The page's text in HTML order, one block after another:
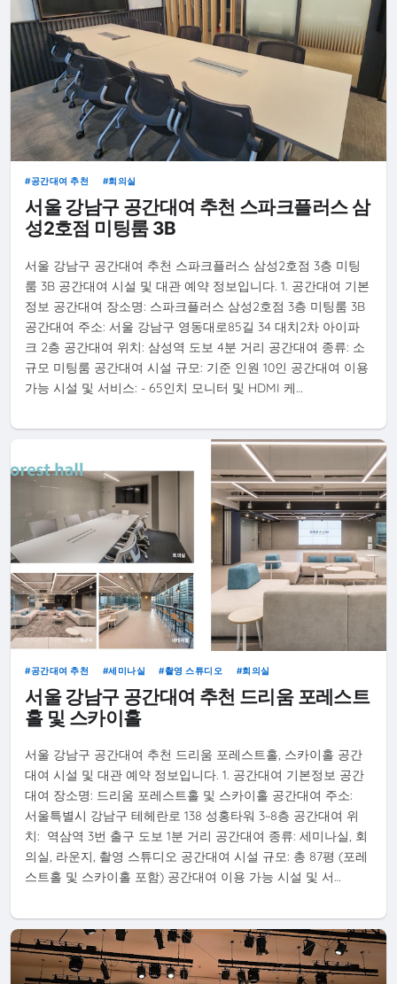
공간대여 추천 회의실
서울 강남구 공간대여 추천 스파크플러스 삼
성2호점 미팅룸 3B
서울 강남구 공간대여 추천 스파크플러스 삼성2호점 3층 미팅
룸 3B 공간대여 시설 및 대관 예약 정보입니다. 1. 공간대여 기본
정보 공간대여 장소명: 스파크플러스 삼성2호점 3층 미팅룸 3B
공간대여 주소: 서울 강남구 영동대로85길 34 대치2차 아이파
크 2층 공간대여 위치: 삼성역 도보 4분 거리 공간대여 종류: 소
규모 미팅룸 공간대여 시설 규모: 기준 인원 10인 공간대여 이용
가능 시설 및 서비스: - 65인치 모니터 및 HDMI 케…
공간대여 추천 세미나실 촬영 스튜디오 회의실
서울 강남구 공간대여 추천 드리움 포레스트
홀 및 스카이홀
서울 강남구 공간대여 추천 드리움 포레스트홀, 스카이홀 공간
대여 시설 및 대관 예약 정보입니다. 1. 공간대여 기본정보 공간
대여 장소명: 드리움 포레스트홀 및 스카이홀 공간대여 주소:
서울특별시 강남구 테헤란로 138 성홍타워 3~8층 공간대여 위
치: 역삼역 3번 출구 도보 1분 거리 공간대여 종류: 세미나실, 회
의실, 라운지, 촬영 스튜디오 공간대여 시설 규모: 총 87평 (포레
스트홀 및 스카이홀 포함) 공간대여 이용 가능 시설 및 서…